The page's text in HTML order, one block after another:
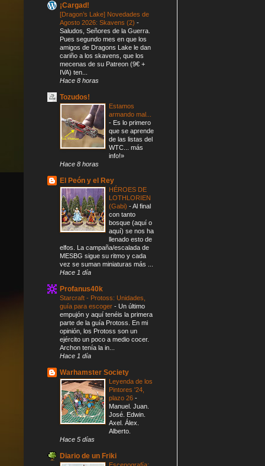
¡Cargad!
[Dragon’s Lake] Novedades de
Agosto 2026: Skavens (2) -
Saludos, Señores de la Guerra.
Pues segundo mes en que los
amigos de Dragons Lake le dan
cariño a los skavens, que los
mecenas de su Patreon (9€ +
IVA) ten...
Hace 8 horas
Tozudos!
Estamos
armando mal...
- Es lo primero
que se aprende
de las listas del
WTC... más
info!»
Hace 8 horas
El Peón y el Rey
HÉROES DE
LOTHLORIEN
(Gabi) -Al final
con tanto
bosque (aquí o
aquí) se nos ha
llenado esto de
elfos. La campaña/escalada de
MESBG sigue su ritmo y cada
vez se suman miniaturas más ...
Hace 1 día
Profanus40k
Starcraft - Protoss: Unidades,
guía para escoger - Un último
empujón y aquí tenéis la primera
parte de la guía Protoss. En mi
opinión, los Protoss son un
ejército un poco a medio cocer.
Archon tenía la in...
Hace 1 día
Warhamster Society
Leyenda de los
Pintores '24,
plazo 26 -
Manuel. Juan.
José. Edwin.
Axel. Álex.
Alberto.
Hace 5 días
Diario de un Friki